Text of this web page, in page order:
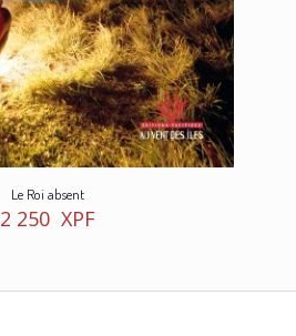
Le Roi absent
2 250 XPF